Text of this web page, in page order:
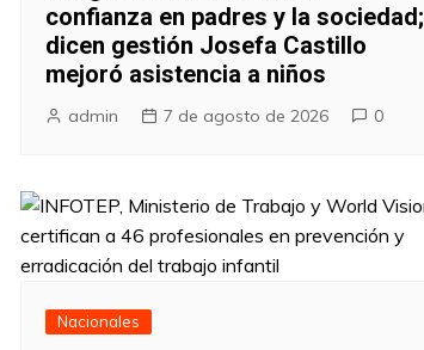
confianza en padres y la sociedad;
dicen gestión Josefa Castillo
mejoró asistencia a niños
admin 7 de agosto de 2026 0
Nacionales